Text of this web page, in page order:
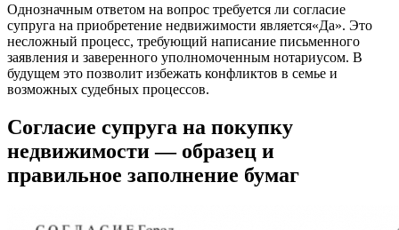
Однозначным ответом на вопрос требуется ли согласие
супруга на приобретение недвижимости является«Да». Это
несложный процесс, требующий написание письменного
заявления и заверенного уполномоченным нотариусом. В
будущем это позволит избежать конфликтов в семье и
возможных судебных процессов.
Согласие супруга на покупку
недвижимости — образец и
правильное заполнение бумаг